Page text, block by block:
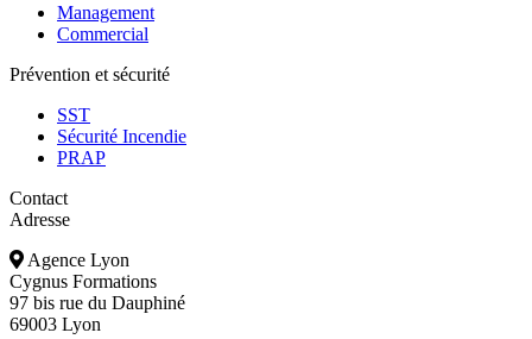
Management
Commercial
Prévention et sécurité
SST
Sécurité Incendie
PRAP
Contact
Adresse
Agence Lyon
Cygnus Formations
97 bis rue du Dauphiné
69003 Lyon